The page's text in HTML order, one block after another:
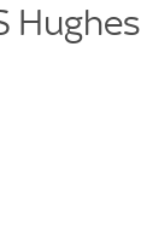
Hughes